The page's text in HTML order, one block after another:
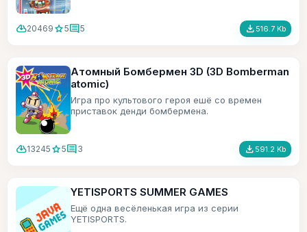
cloud_download20469 star5comment5 file_download 516.7 Kb
Атомный Бомбермен 3D (3D Bomberman
atomic)
Игра про культового героя ешё со времен
приставок денди бомбермена.
cloud_download13245 star5comment3 file_download 591.2 Kb
YETISPORTS SUMMER GAMES
Ещё одна весёленькая игра из серии
YETISPORTS.